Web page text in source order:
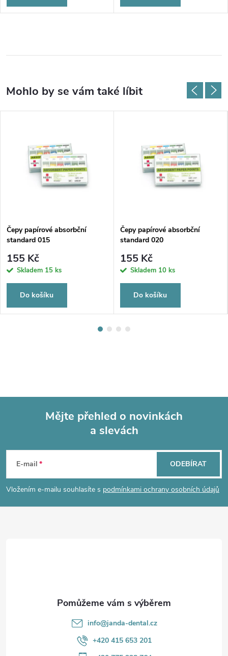
Čepy papírové absorbční
standard 015
155 Kč
Skladem 15 ks
Do košíku
Čepy papírové absorbční
standard 020
155 Kč
Skladem 10 ks
Do košíku
p
a
Mějte přehled o novinkách
a slevách
E-mail
Vložením e-mailu souhlasíte s podmínkami ochrany osobních údajů
ODEBÍRAT
info@janda-dental.cz
+420 415 653 201